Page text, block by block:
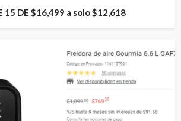
15 DE $16,499 a solo $12,618